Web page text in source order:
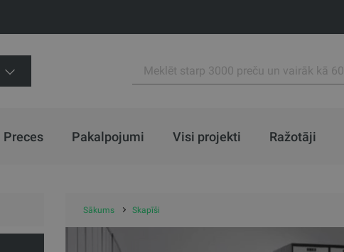
Preces Pakalpojumi Visi projekti Ražotāji
Sākums Skapīši